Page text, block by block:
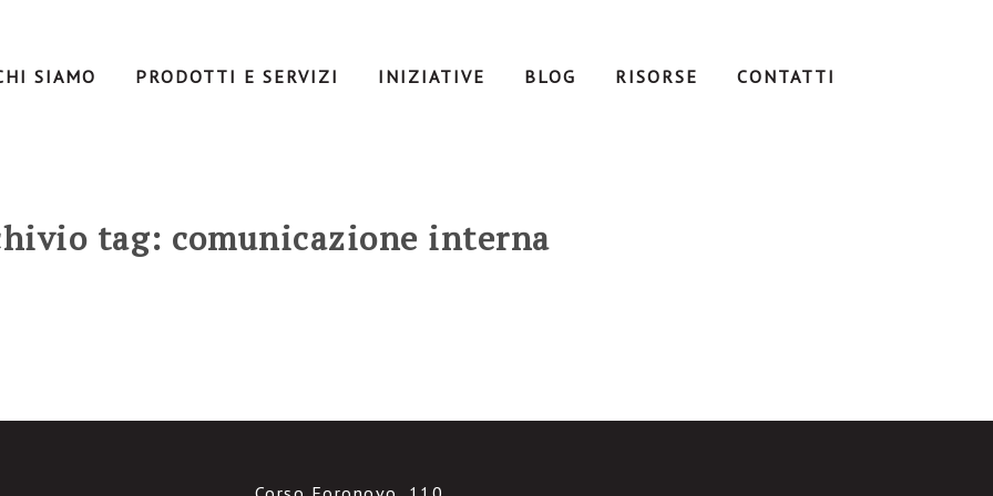
SIAMO PRODOTTI E SERVIZI INIZIATIVE BLOG RISORSE CONTATTI
tag: comunicazione interna